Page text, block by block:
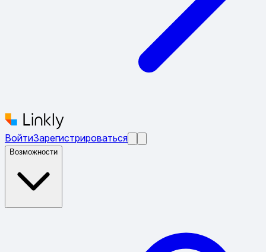
ВойтиЗарегистрироваться
Возможности